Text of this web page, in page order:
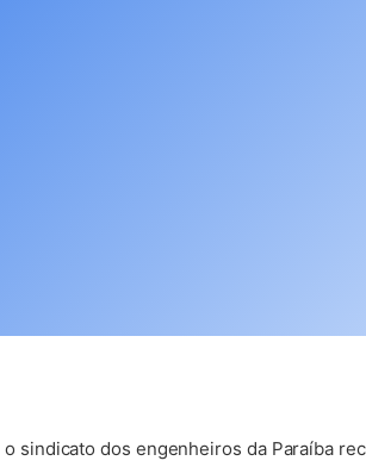
sindicato dos engenheiros da Paraíba